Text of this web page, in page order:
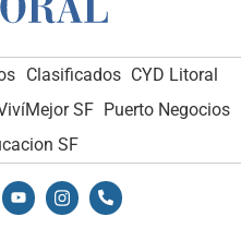
Clasificados CYD Litoral
SF Puerto Negocios
SF